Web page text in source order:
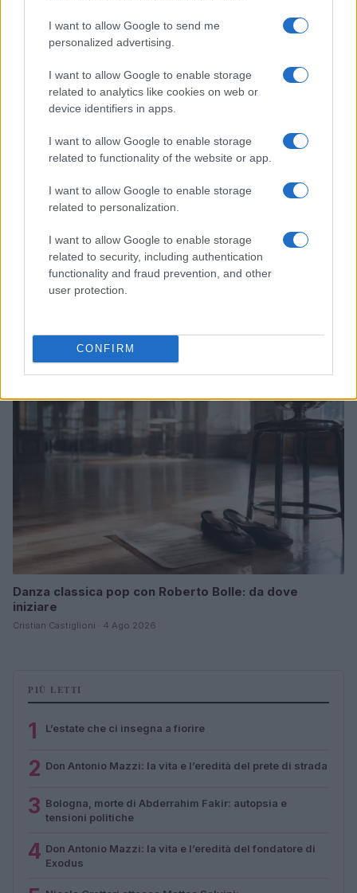
I want to allow Google to send me
personalized advertising.
I want to allow Google to enable storage
related to analytics like cookies on web or
device identifiers in apps.
I want to allow Google to enable storage
related to functionality of the website or app.
I want to allow Google to enable storage
related to personalization.
I want to allow Google to enable storage
related to security, including authentication
functionality and fraud prevention, and other
user protection.
CONFIRM
soccorso dopo il ciclone Harry
Cristian Castiglioni · 6 Ago 2026
PEOPLE NEWS
Club sociali a pagamento: vantaggi e svantaggi di un
Cristian Castiglioni · 5 Ago 2026
Danza classica pop con Roberto Bolle: da dove
iniziare
Cristian Castiglioni · 4 Ago 2026
PIÙ LETTI
1 L’estate che ci insegna a fiorire
2 Don Antonio Mazzi: la vita e l’eredità del prete di strada
3 Bologna, morte di Abderrahim Fakir: autopsia e
tensioni politiche
4 Don Antonio Mazzi: la vita e l’eredità del fondatore di
Exodus